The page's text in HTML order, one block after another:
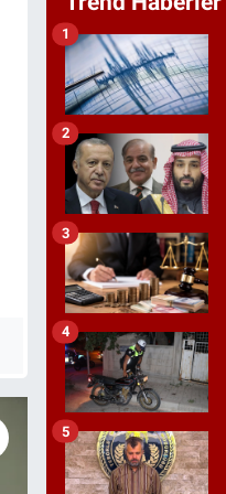
1
2
3
4
5